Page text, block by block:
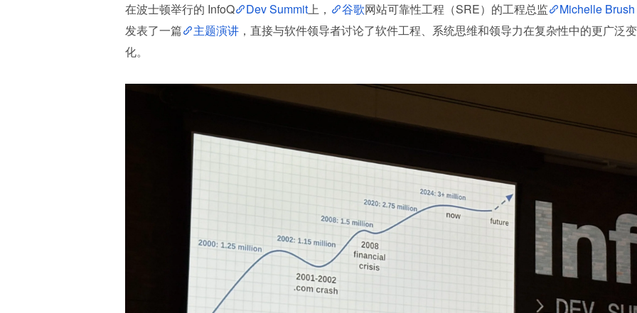
在波士顿举行的 InfoQ Dev Summit上， 谷歌网站可靠性工程（SRE）的工程总监
Michelle Brush
发表了一篇
主题演讲 ，直接与软件领导者讨论了软件工程、系统思维和领导力在复杂性中的更广泛变
化。